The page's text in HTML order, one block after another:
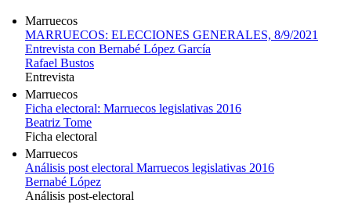
Marruecos
MARRUECOS: ELECCIONES GENERALES, 8/9/2021
Entrevista con Bernabé López García
Rafael Bustos
Entrevista
Marruecos
Ficha electoral: Marruecos legislativas 2016
Beatriz Tome
Ficha electoral
Marruecos
Análisis post electoral Marruecos legislativas 2016
Bernabé López
Análisis post-electoral